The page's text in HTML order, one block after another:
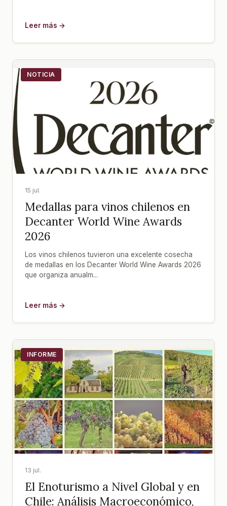
Leer más →
NOTICIA
15 jul.
Medallas para vinos chilenos en
Decanter World Wine Awards
2026
Los vinos chilenos tuvieron una excelente cosecha
de medallas en los Decanter World Wine Awards 2026
que organiza anualm...
Leer más →
INFORME
13 jul.
El Enoturismo a Nivel Global y en
Chile: Análisis Macroeconómico,